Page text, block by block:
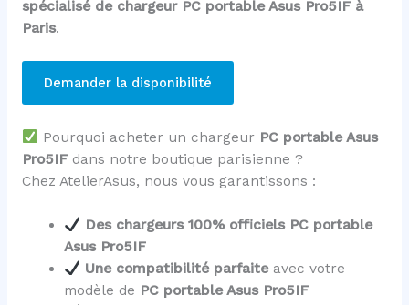
spécialisé de chargeur PC portable Asus Pro5IF à
Paris.
Demander la disponibilité
Pourquoi acheter un chargeur PC portable Asus
Pro5IFdans notre boutique parisienne ?
Chez AtelierAsus, nous vous garantissons :
Des chargeurs 100% officiels PC portable
Asus Pro5IF
Une compatibilité parfaiteavec votre
modèle de PC portable Asus Pro5IF